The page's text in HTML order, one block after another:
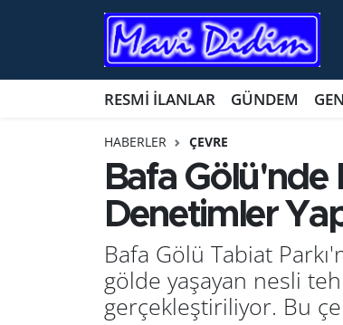
RESMİ İLANLAR GÜNDEM
HABERLER ÇEVRE
Bafa Gölü'nde
Denetimler
Bafa Gölü Tabiat
gölde yaşayan nesli
gerçekleştiriliyor. Bu
ANTİK YERLER
BİLİM VE TEKNOLOJİ
EĞİTİM
Nöbetçi Eczaneler
Namaz Vakitleri
Trafik Durumu
Süper Lig Puan Durumu ve Fikstür
Tüm Manşetler